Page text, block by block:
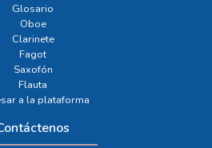
Glosario
Oboe
Clarinete
Fagot
Saxofón
Flauta
a la plataforma